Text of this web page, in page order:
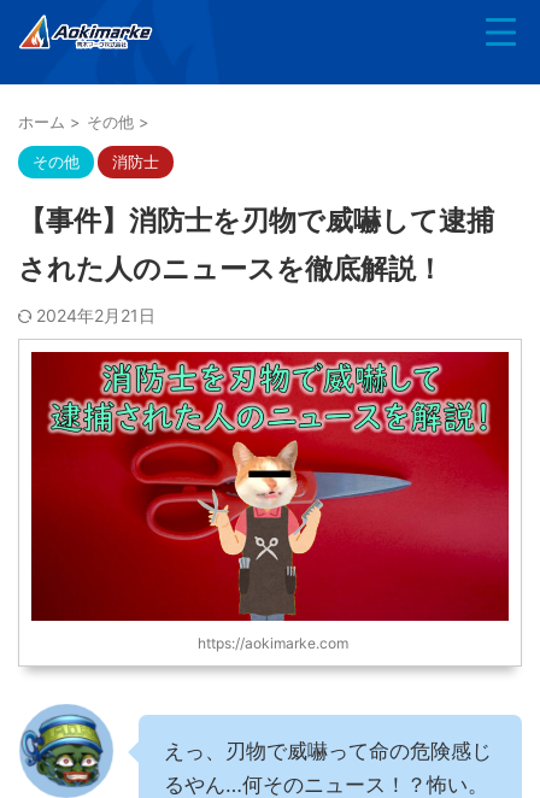
ホーム > その他 >
その他 消防士
【事件】消防士を刃物で威嚇して逮捕
された人のニュースを徹底解説！
2024年2月21日
https://aokimarke.com
えっ、刃物で威嚇って命の危険感じ
るやん…何そのニュース！？怖い。